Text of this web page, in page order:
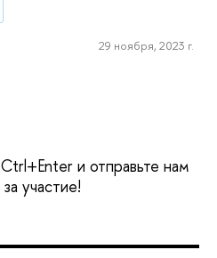
29 ноября, 2023 г.
и отправьте нам
участие!